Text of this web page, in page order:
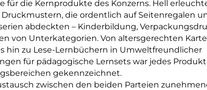
für die Kernprodukte des Konzerns. Hell
die ordentlich auf Seitenregalen
abdeckten – Kinderbildung,
von Unterkategorien. Von altersgerechten
zu Lese-Lernbüchern in Umweltfreundlicher
für pädagogische Lernsets war jedes
gekennzeichnet.
zwischen den beiden Parteien